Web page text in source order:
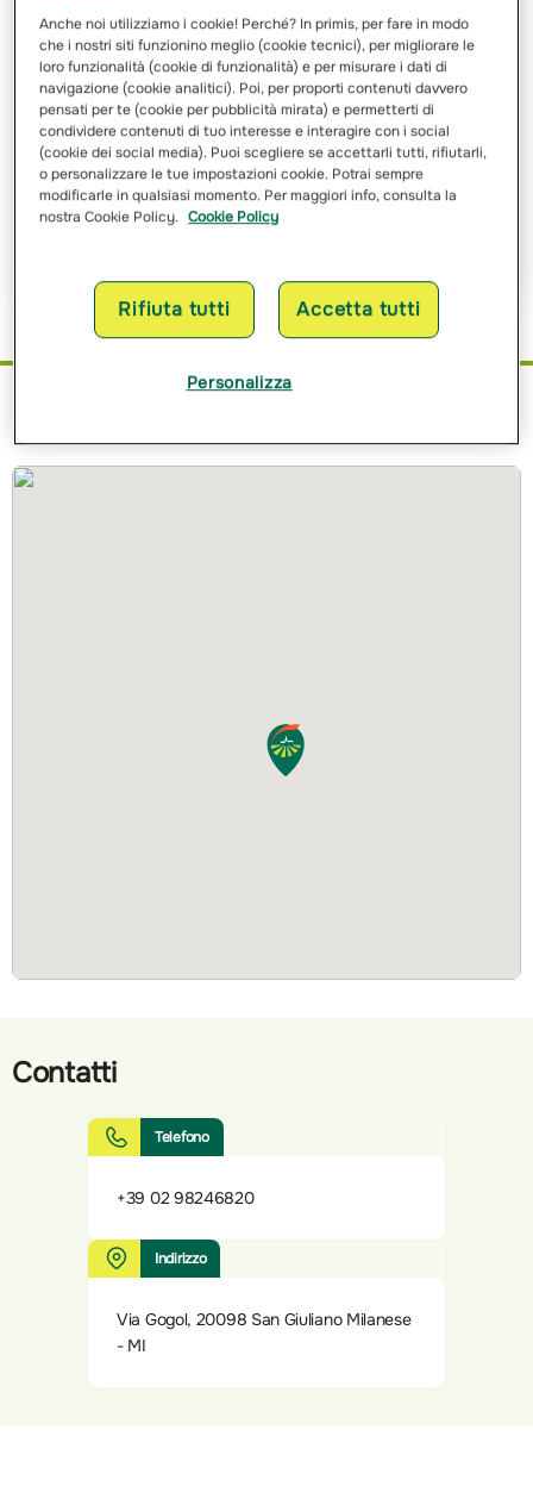
Email
Ho letto e ho compresol’informativa sulle finalitàe sulle
modalità del trattamento dei miei dati personali
Richiedi Preventivo
Contatti
Telefono
+39 02 98246820
Indirizzo
Via Gogol, 20098 San Giuliano Milanese
- MI
Anche noi utilizziamo i cookie! Perché? In primis, per fare in modo
che i nostri siti funzionino meglio (cookie tecnici), per migliorare le
loro funzionalità (cookie di funzionalità) e per misurare i dati di
navigazione (cookie analitici). Poi, per proporti contenuti davvero
pensati per te (cookie per pubblicità mirata) e permetterti di
condividere contenuti di tuo interesse e interagire con i social
(cookie dei social media). Puoi scegliere se accettarli tutti, rifiutarli,
o personalizzare le tue impostazioni cookie. Potrai sempre
modificarle in qualsiasi momento. Per maggiori info, consulta la
nostra Cookie Policy. Cookie Policy
Rifiuta tutti Accetta tutti
Personalizza